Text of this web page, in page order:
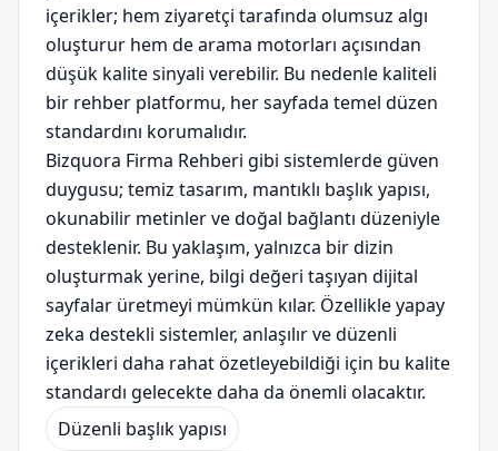
içerikler; hem ziyaretçi tarafında olumsuz algı
oluşturur hem de arama motorları açısından
düşük kalite sinyali verebilir. Bu nedenle kaliteli
bir rehber platformu, her sayfada temel düzen
standardını korumalıdır.
Bizquora Firma Rehberi gibi sistemlerde güven
duygusu; temiz tasarım, mantıklı başlık yapısı,
okunabilir metinler ve doğal bağlantı düzeniyle
desteklenir. Bu yaklaşım, yalnızca bir dizin
oluşturmak yerine, bilgi değeri taşıyan dijital
sayfalar üretmeyi mümkün kılar. Özellikle yapay
zeka destekli sistemler, anlaşılır ve düzenli
içerikleri daha rahat özetleyebildiği için bu kalite
standardı gelecekte daha da önemli olacaktır.
Düzenli başlık yapısı